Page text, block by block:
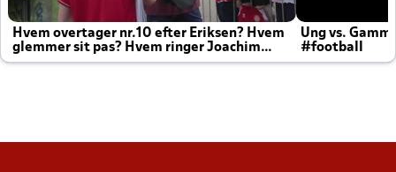
Hvem overtager nr.10 efter Eriksen? Hvem
glemmer sit pas? Hvem ringer Joachim
altid til efter kampe?
Ung vs.
#football